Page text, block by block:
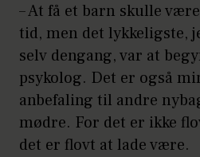
– At få et barn skulle
tid, men det lykkeligste,
selv dengang, var at
psykolog. Det er også
anbefaling til andre
mødre. For det er ikke
det er flovt at lade være.